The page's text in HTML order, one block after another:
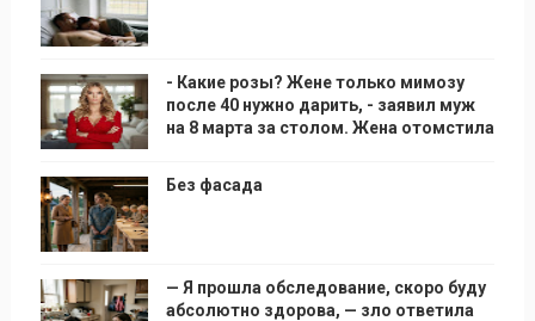
- Какие розы? Жене только мимозу
после 40 нужно дарить, - заявил муж
на 8 марта за столом. Жена отомстила
Без фасада
— Я прошла обследование, скоро буду
абсолютно здорова, — зло ответила